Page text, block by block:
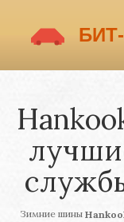
Зимние шины